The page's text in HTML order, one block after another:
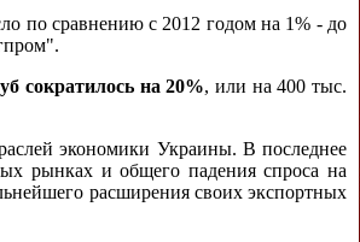
по сравнению с 2012 годом на 1% - до
сократилось на 20%, или на 400 тыс.
экономики Украины. В последнее
рынках и общего падения спроса на
расширения своих экспортных